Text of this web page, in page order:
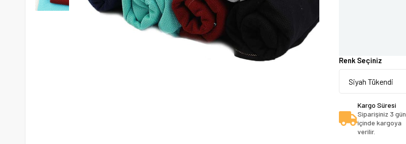
Renk Seçiniz
Kargo Süresi
Siparişiniz 3 gün
içinde kargoya
verilir.